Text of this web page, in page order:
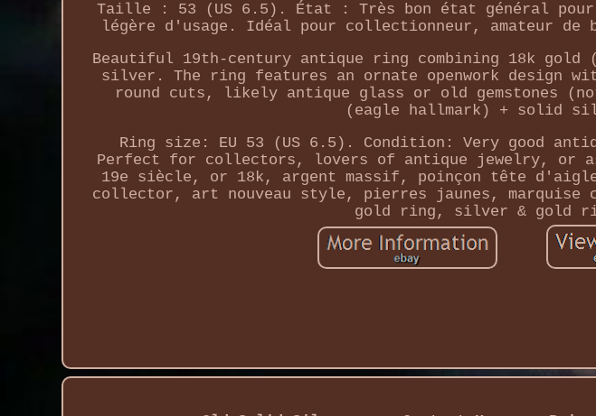
Taille : 53 (US 6.5). État : Très bon état général pour
légère d'usage. Idéal pour collectionneur, amateur de
Beautiful 19th-century antique ring combining 18k gold
silver. The ring features an ornate openwork design
round cuts, likely antique glass or old gemstones
(eagle hallmark) + solid
Ring size: EU 53 (US 6.5). Condition: Very good
Perfect for collectors, lovers of antique jewelry, or
19e siècle, or 18k, argent massif, poinçon tête
collector, art nouveau style, pierres jaunes,
gold ring, silver & gold